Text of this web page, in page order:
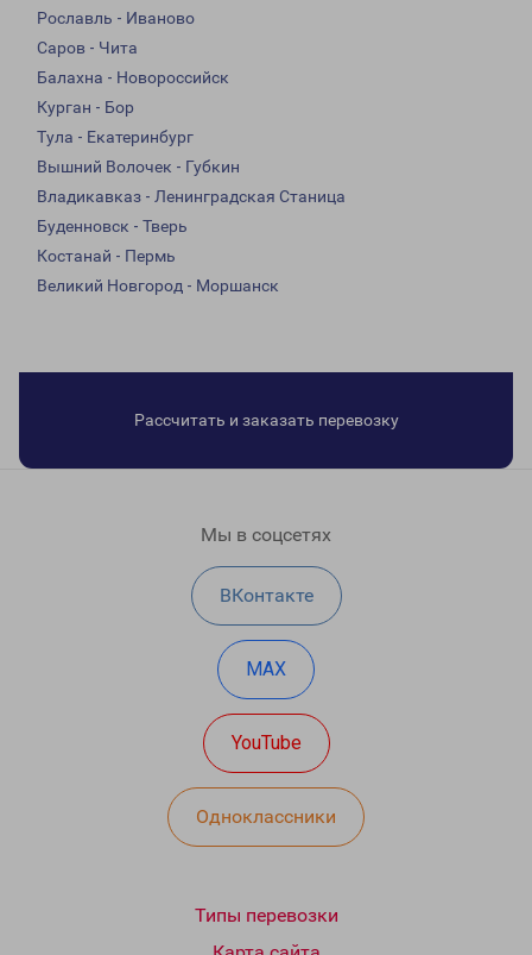
Рославль - Иваново
Саров - Чита
Балахна - Новороссийск
Курган - Бор
Тула - Екатеринбург
Вышний Волочек - Губкин
Владикавказ - Ленинградская Станица
Буденновск - Тверь
Костанай - Пермь
Великий Новгород - Моршанск
Рассчитать и заказать перевозку
Мы в соцсетях
ВКонтакте
MAX
YouTube
Одноклассники
Типы перевозки